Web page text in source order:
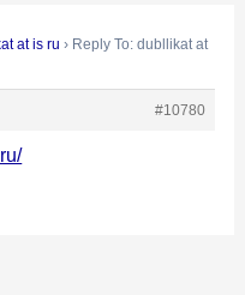
at is ru › Reply To: dubllikat at
#10780